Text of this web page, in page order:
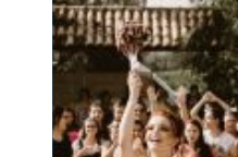
staden för att utforska
dess kulturella
evenemang eller de
vackra norrlands...